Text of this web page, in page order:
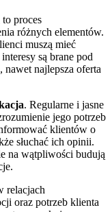
proces
różnych elementów.
muszą mieć
są brane pod
najlepsza oferta
. Regularne i jasne
jego potrzeb
klientów o
słuchać ich opinii.
na wątpliwości budują
relacjach
oraz potrzeb klienta